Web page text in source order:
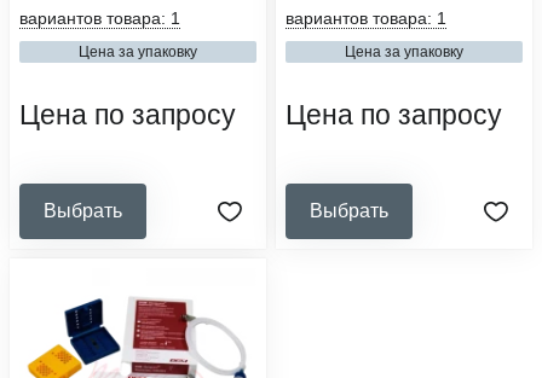
вид упаковочного материала:
индикатор
наличие журнала в комплекте:
вариантов товара: 1
Цена за упаковку
Цена по запросу
Выбрать
вид упаковочного материала:
индикатор
наличие журнала в комплекте:
вариантов товара: 1
Цена за упаковку
Цена по запросу
Выбрать